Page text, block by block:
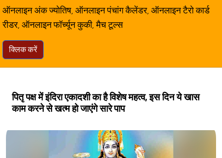
ऑनलाइन अंक ज्योतिष, ऑनलाइन पंचांग कैलेंडर, ऑनलाइन टैरो कार्ड
रीडर, ऑनलाइन फॉर्च्यून कुकी, मैच टूल्स
क्लिक करें
पितृ पक्ष में इंदिरा एकादशी का है विशेष महत्व, इस दिन ये खास
काम करने से खत्म हो जाएंगे सारे पाप